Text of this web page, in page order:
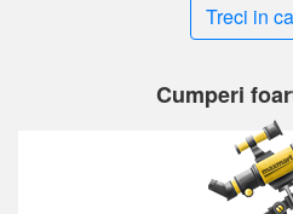
Treci in
Cumperi